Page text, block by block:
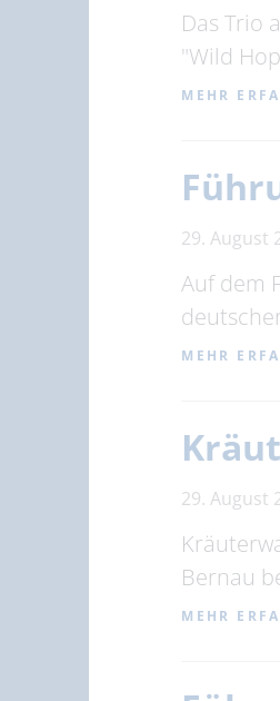
Das Trio
"Wild
MEHR
29. August
Auf dem
MEHR
29. August
Bernau
MEHR